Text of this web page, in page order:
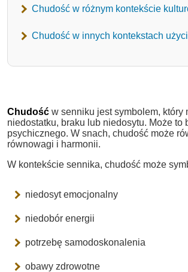
Chudość w różnym kontekście
Chudość w innych kontekstach
Chudość w senniku jest symbolem,
niedostatku, braku lub niedosytu. Może
psychicznego. W snach, chudość może
równowagi i harmonii.
W kontekście sennika, chudość może
niedosyt emocjonalny
niedobór energii
potrzebę samodoskonalenia
obawy zdrowotne